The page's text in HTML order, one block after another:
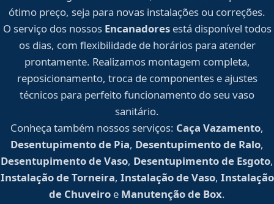
ótimo preço, seja para novas instalações ou correções.
O serviço dos nossos Encanadoresestá disponível todos
os dias, com flexibilidade de horários para atender
prontamente. Realizamos montagem completa,
reposicionamento, troca de componentes e ajustes
técnicos para perfeito funcionamento do seu vaso
sanitário.
Conheça também nossos serviços: Caça Vazamento,
Desentupimento de Pia, Desentupimento de Ralo,
Desentupimento de Vaso, Desentupimento de Esgoto,
Instalação de Torneira, Instalação de Vaso, Instalação
de Chuveiro e Manutenção de Box.